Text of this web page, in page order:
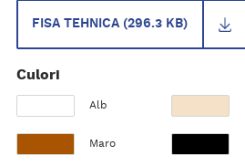
FISA TEHNICA (296.3 KB)
Culori
Alb
Maro